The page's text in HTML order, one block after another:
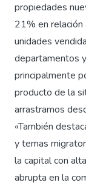
propiedades
21% en
unidades
departamentos
principalmente
producto de la
arrastramos
«También
y temas
la capital con
abrupta en la